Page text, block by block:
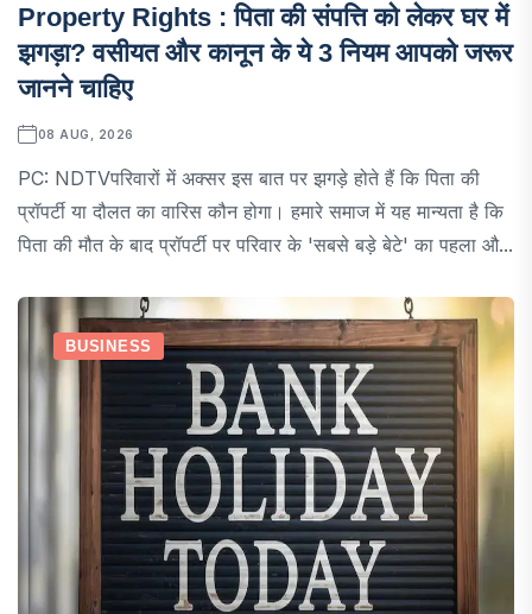
Property Rights : पिता की संपत्ति को लेकर घर में
झगड़ा? वसीयत और कानून के ये 3 नियम आपको जरूर
जानने चाहिए
08 AUG, 2026
PC: NDTVपरिवारों में अक्सर इस बात पर झगड़े होते हैं कि पिता की
प्रॉपर्टी या दौलत का वारिस कौन होगा। हमारे समाज में यह मान्यता है कि
पिता की मौत के बाद प्रॉपर्टी पर परिवार के 'सबसे बड़े बेटे' का पहला औ...
BUSINESS